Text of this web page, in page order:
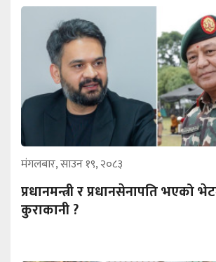
मंगलबार, साउन १९, २०८३
प्रधानमन्त्री र प्रधानसेनापति भएको
कुराकानी ?